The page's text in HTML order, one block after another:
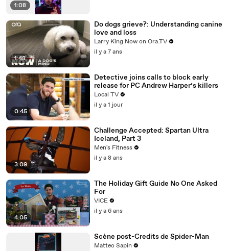
1:08
1:48
Do dogs grieve?: Understanding canine
love and loss
Larry King Now on Ora.TV
il y a 7 ans
0:45
Detective joins calls to block early
release for PC Andrew Harper’s killers
Local TV
il y a 1 jour
3:09
Challenge Accepted: Spartan Ultra
Iceland, Part 3
Men's Fitness
il y a 8 ans
4:05
The Holiday Gift Guide No One Asked
For
VICE
il y a 6 ans
Scène post-Credits de Spider-Man
Matteo Sapin